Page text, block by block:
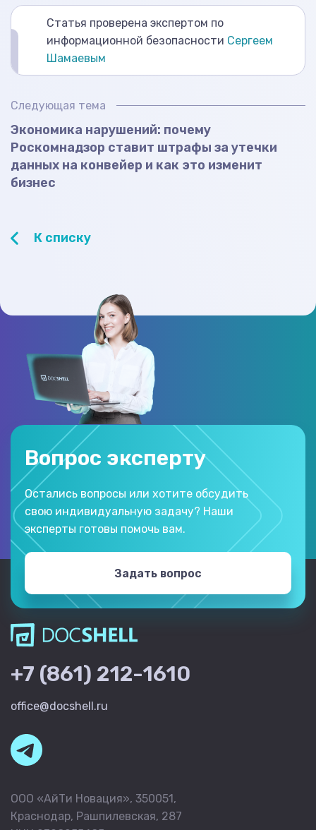
Статья проверена экспертом по
информационной безопасности Сергеем
Шамаевым
Следующая тема
Экономика нарушений: почему
Роскомнадзор ставит штрафы за утечки
данных на конвейер и как это изменит
бизнес
К списку
Вопрос эксперту
Остались вопросы или хотите обсудить
свою индивидуальную задачу? Наши
эксперты готовы помочь вам.
Задать вопрос
+7 (861) 212-1610
office@docshell.ru
ООО «АйТи Новация», 350051,
Краснодар, Рашпилевская, 287